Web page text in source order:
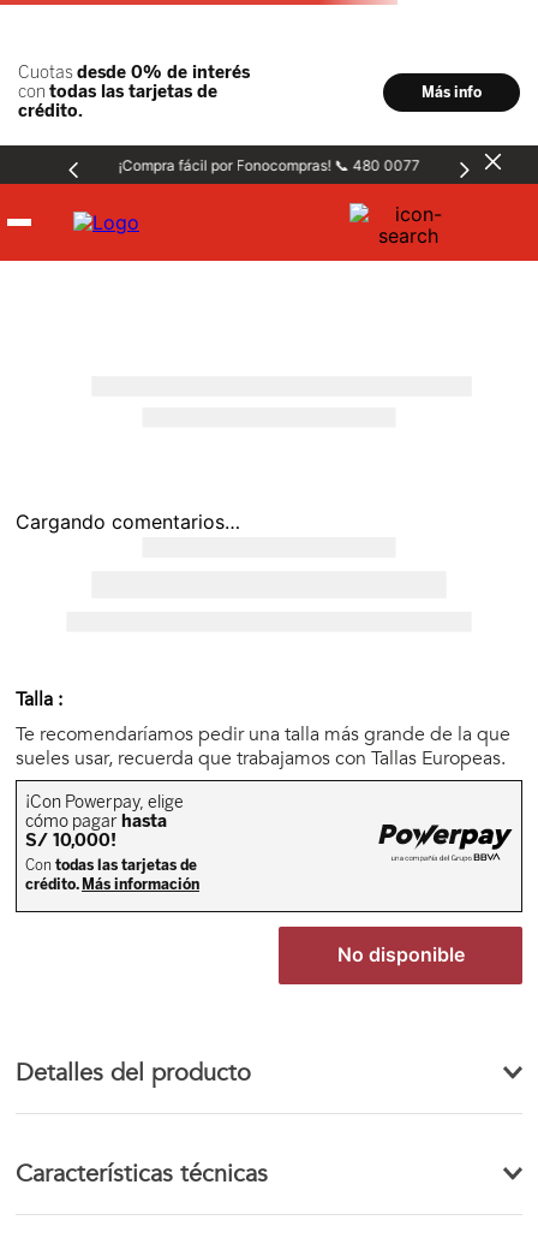
¡Compra fácil por Fonocompras! 📞 480 0077
Hombre
🤑 Zona Outlet
Mi cuenta
Favoritos
Cargando comentarios…
Talla :
Te recomendaríamos pedir una talla más grande de la que
sueles usar, recuerda que trabajamos con Tallas Europeas.
No disponible
Detalles del producto
Características técnicas